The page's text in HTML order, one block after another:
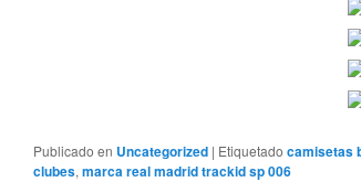
Publicado en Uncategorized | Etiquetado camisetas
clubes, marca real madrid trackid sp 006